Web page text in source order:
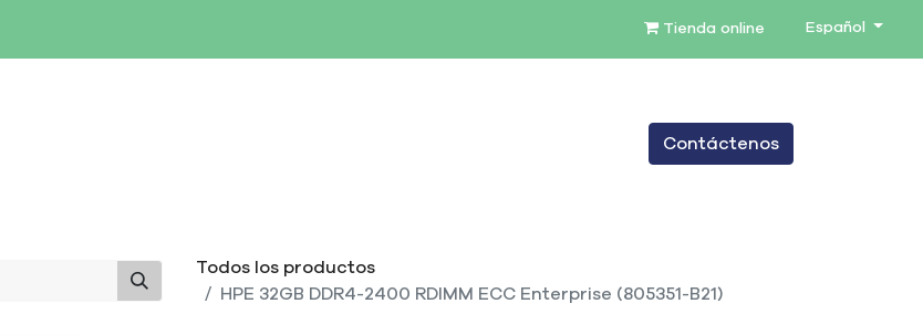
Tienda online Español
BLOG
Contáctenos
Todos los productos
HPE 32GB DDR4-2400 RDIMM ECC Enterprise (805351-B21)